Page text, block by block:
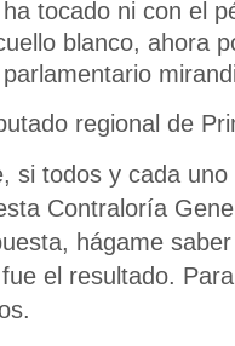
tocado ni con el
blanco, ahora
regional de
todos y cada uno
Contraloría
hágame
el resultado.